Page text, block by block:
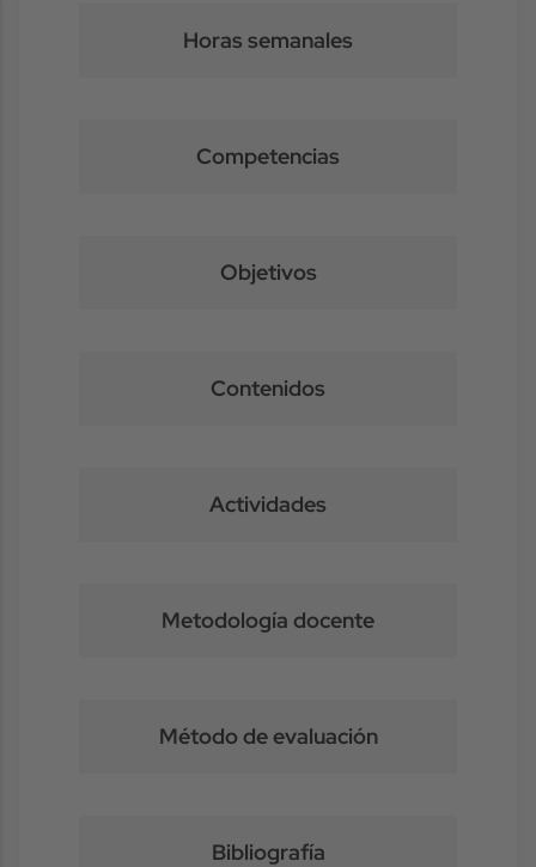
Horas semanales
Competencias
Objetivos
Contenidos
Actividades
Metodología docente
Método de evaluación
Bibliografía